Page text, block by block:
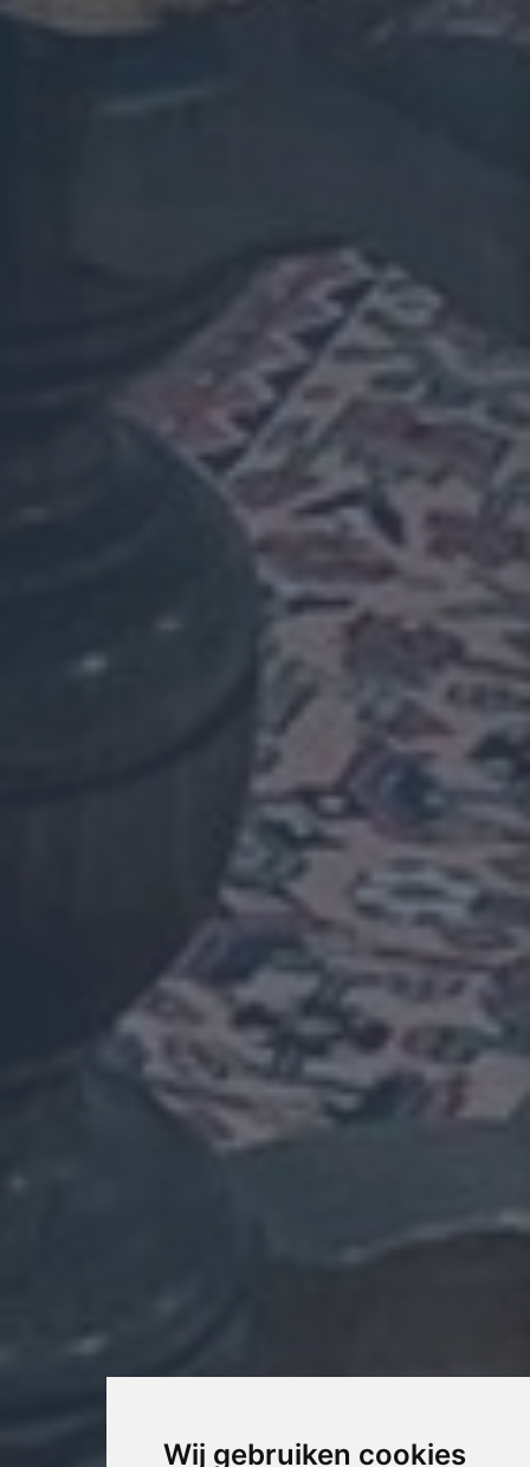
Wij gebruiken cookies